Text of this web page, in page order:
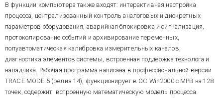
пребывания в них зернового
слоя,
контроль состояния
регуляторов потока,
транспортного оборудования и
коммуникационных элементов,
аварийную сигнализацию.
MISSING File Resource:
url=/images/images.aspx?
id_img=988
В функции компьютера также входят: интерактивная настройка
процесса, централизованный контроль аналоговых и дискретных
параметров оборудования, аварийная блокировка и сигнализация,
протоколирование событий и архивирование переменных,
полуавтоматическая калибровка измерительных каналов,
диагностика элементов системы, встроенная поддержка технолога и
наладчика. Рабочая программа написана в профессиональной версии
TRACE MODE 5 (релиз 14), функционирует в ОС Win2000 с МРВ на 128
точек, содержит встроенную математическую модель процесса.